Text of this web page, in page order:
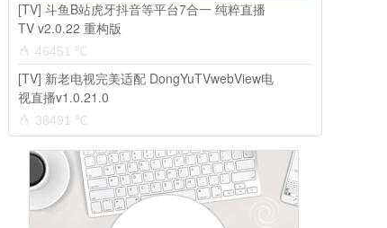
[TV] 斗鱼B站虎牙抖音等平台7合一 纯粹直播
TV v2.0.22 重构版
46451 ℃
[TV] 新老电视完美适配 DongYuTVwebView电
视直播v1.0.21.0
38491 ℃